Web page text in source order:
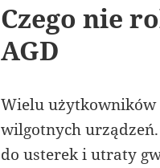
Czego nie
AGD
Wielu użytkowników
wilgotnych
do usterek i utraty